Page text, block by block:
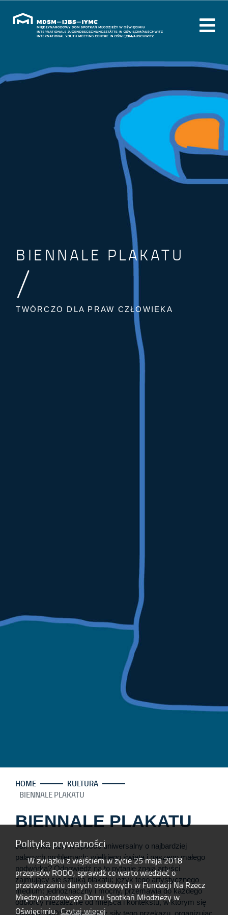
Polityka prywatności
W związku z wejściem w życie 25 maja 2018
przepisów RODO, sprawdź co warto wiedzieć o
przetwarzaniu danych osobowych w Fundacji Na Rzecz
Międzynarodowego Domu Spotkań Młodzieży w
Oświęcimiu.Czytaj więcej
BIENNALE PLAKATU
/
TWÓRCZO DLA PRAW CZŁOWIEKA
HOME
KULTURA
BIENNALE PLAKATU
BIENNALE PLAKATU
Jak mówić dziś w sposób uniwersalny o najbardziej
palących problemach: wielkiego świata i naszego małego
podwórka? Odpowiedź na to pytanie znają artyści
zajmujący się sztuką plakatu; język tego artystycznego
medium: jednoznaczny i mocny, przemawia do każdego
odbiorcy niezależnie od miejsca i kontekstu, w którym się